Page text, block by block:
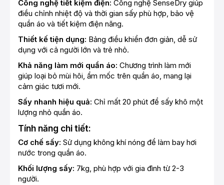
Công nghệ tiết kiệm điện: Công nghệ SenseDry giúp
điều chỉnh nhiệt độ và thời gian sấy phù hợp, bảo vệ
quần áo và tiết kiệm điện năng.
Thiết kế tiện dụng: Bảng điều khiển đơn giản, dễ sử
dụng với cả người lớn và trẻ nhỏ.
Khả năng làm mới quần áo: Chương trình làm mới
giúp loại bỏ mùi hôi, ẩm mốc trên quần áo, mang lại
cảm giác tươi mới.
Sấy nhanh hiệu quả: Chỉ mất 20 phút để sấy khô một
lượng nhỏ quần áo.
Tính năng chi tiết:
Cơ chế sấy: Sử dụng không khí nóng để làm bay hơi
nước trong quần áo.
Khối lượng sấy: 7kg, phù hợp với gia đình từ 2-3
người.